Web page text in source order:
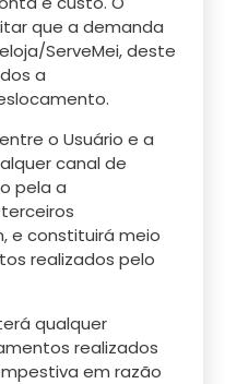
que a demanda
ServeMei, deste
a
o Usuário e a
canal de
pela a
e constituirá meio
realizados pelo
qualquer
realizados
em razão